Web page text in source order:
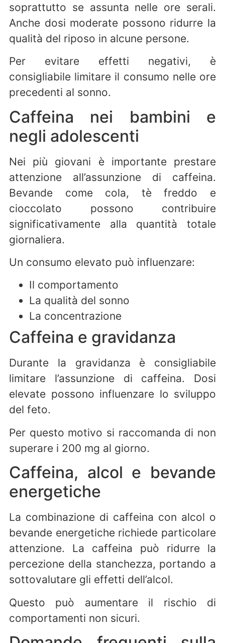
soprattutto se assunta nelle ore serali.
Anche dosi moderate possono ridurre la
qualità del riposo in alcune persone.
Per evitare effetti negativi, è
consigliabile limitare il consumo nelle ore
precedenti al sonno.
Caffeina nei bambini e
negli adolescenti
Nei più giovani è importante prestare
attenzione all’assunzione di caffeina.
Bevande come cola, tè freddo e
cioccolato possono contribuire
significativamente alla quantità totale
giornaliera.
Un consumo elevato può influenzare:
Il comportamento
La qualità del sonno
La concentrazione
Caffeina e gravidanza
Durante la gravidanza è consigliabile
limitare l’assunzione di caffeina. Dosi
elevate possono influenzare lo sviluppo
del feto.
Per questo motivo si raccomanda di non
superare i 200 mg al giorno.
Caffeina, alcol e bevande
energetiche
La combinazione di caffeina con alcol o
bevande energetiche richiede particolare
attenzione. La caffeina può ridurre la
percezione della stanchezza, portando a
sottovalutare gli effetti dell’alcol.
Questo può aumentare il rischio di
comportamenti non sicuri.